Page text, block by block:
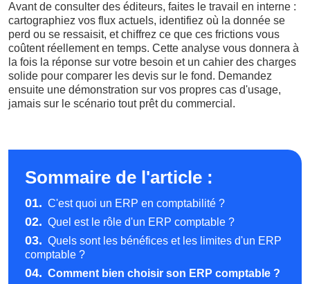
Avant de consulter des éditeurs, faites le travail en interne :
cartographiez vos flux actuels, identifiez où la donnée se
perd ou se ressaisit, et chiffrez ce que ces frictions vous
coûtent réellement en temps. Cette analyse vous donnera à
la fois la réponse sur votre besoin et un cahier des charges
solide pour comparer les devis sur le fond. Demandez
ensuite une démonstration sur vos propres cas d'usage,
jamais sur le scénario tout prêt du commercial.
Sommaire de l'article :
01. C'est quoi un ERP en comptabilité ?
02. Quel est le rôle d'un ERP comptable ?
03. Quels sont les bénéfices et les limites d'un ERP
comptable ?
04. Comment bien choisir son ERP comptable ?